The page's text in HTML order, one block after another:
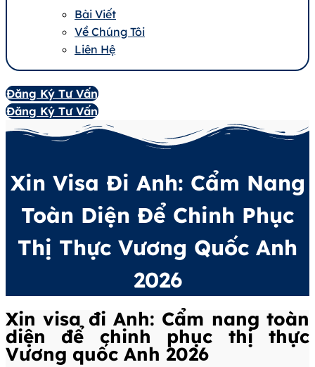
Bài Viết
Về Chúng Tôi
Liên Hệ
Đăng Ký Tư Vấn
Đăng Ký Tư Vấn
Xin Visa Đi Anh: Cẩm Nang
Toàn Diện Để Chinh Phục
Thị Thực Vương Quốc Anh
2026
Xin visa đi Anh: Cẩm nang toàn
diện để chinh phục thị thực
Vương quốc Anh 2026